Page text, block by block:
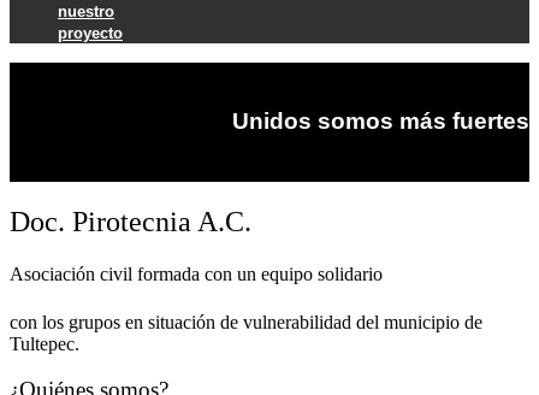
nuestro
proyecto
Unidos somos más fuertes
Doc. Pirotecnia A.C.
Asociación civil formada con un equipo solidario
con los grupos en situación de vulnerabilidad del municipio de
Tultepec.